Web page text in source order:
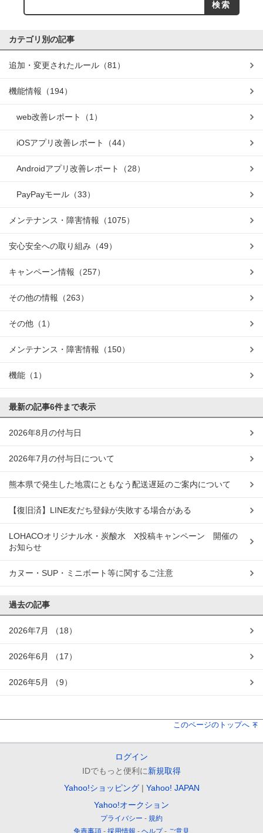
カテゴリ別の記事
追加・変更されたルール （81）
機能情報 （194）
web改善レポート （1）
iOSアプリ改善レポート （44）
Androidアプリ改善レポート （28）
PayPayモール （33）
メンテナンス・障害情報 （1075）
安心安全への取り組み （49）
キャンペーン情報 （257）
その他の情報 （263）
その他 （1）
メンテナンス・障害情報 （150）
機能 （1）
最新の記事6件まで表示
2026年8月の付与日
2026年7月の付与日について
熊本県で発生した地震にともなう配送遅延のご案内について
【復旧済】LINE友だち登録が失敗する場合がある
LOHACOオリジナル水・炭酸水 X投稿キャンペーン 開催の
お知らせ
カヌー・SUP・ミニボート等に関するご注意
過去の記事
2026年7月 （18）
2026年6月 （17）
2026年5月 （9）
このページのトップへ
ログイン
IDでもっと便利に新規取得
Yahoo!ショッピング
Yahoo! JAPAN
Yahoo!オークション
プライバシー
規約
免責事項
採用情報 ヘルプ ご意見